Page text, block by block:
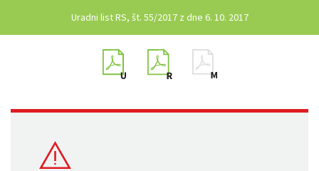
Uradni list RS, št. 55/2017 z dne 6. 10. 2017